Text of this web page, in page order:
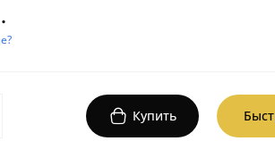
Купить